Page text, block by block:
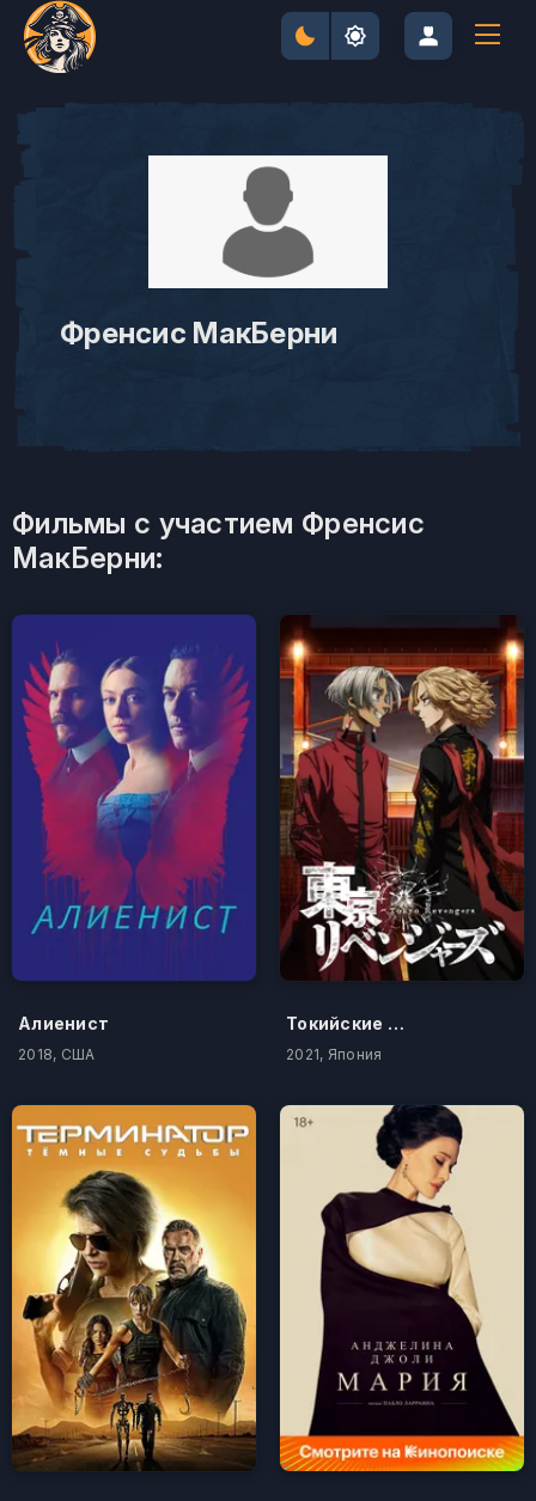
Френсис МакБерни
Фильмы с участием Френсис
МакБерни:
Алиенист
2018, США
Токийские мстители
2021, Япония